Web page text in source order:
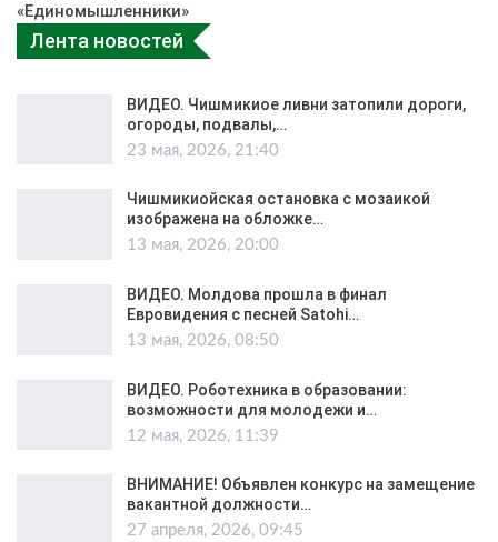
«Единомышленники»
Лента новостей
ВИДЕО. Чишмикиое ливни затопили дороги,
огороды, подвалы,…
23 мая, 2026, 21:40
Чишмикиойская остановка с мозаикой
изображена на обложке…
13 мая, 2026, 20:00
ВИДЕО. Молдова прошла в финал
Евровидения с песней Satohi…
13 мая, 2026, 08:50
ВИДЕО. Роботехника в образовании:
возможности для молодежи и…
12 мая, 2026, 11:39
ВНИМАНИЕ! Объявлен конкурс на замещение
вакантной должности…
27 апреля, 2026, 09:45